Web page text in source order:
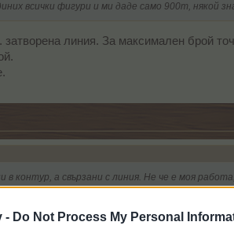
- Do Not Process My Personal
всички фигури и ми даде само 900т, някой
затворена линия. За максимален брой
в контур, а свързани с линия. Не че е моя
- всички мисии в дясно са изпълнени. 56